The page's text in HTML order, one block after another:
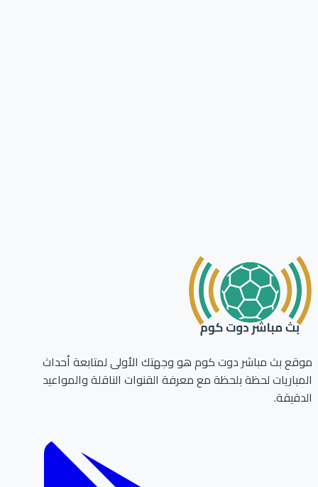
بث مباشر دوت كوم هو وجهتك الأولى لمتابعة أحداث
لحظة بلحظة مع معرفة القنوات الناقلة والمواعيد